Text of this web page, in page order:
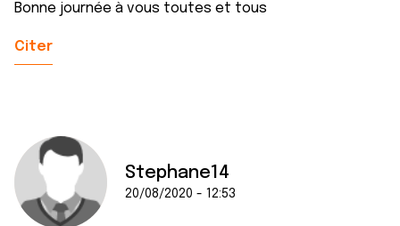
Bonne journée à vous toutes et tous
Citer
Stephane14
20/08/2020 - 12:53